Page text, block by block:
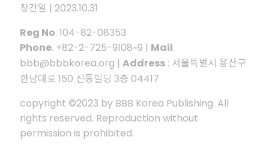
창간일 | 2023.10.31
Reg No. 104-82-08353
Phone. +82-2-725-9108~9 | Mail.
bbb@bbbkorea.org | Address : 서울특별시 용산구
한남대로 150 신동빌딩 3층 04417
copyright ©2023 by BBB Korea Publishing. All
rights reserved. Reproduction without
permission is prohibited.